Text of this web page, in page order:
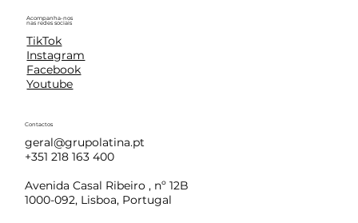
Acompanha-nos
nas redes sociais
TikTok
Instagram
Facebook
Youtube
Contactos
geral@grupolatina.pt
+351 218 163 400
Avenida Casal Ribeiro , nº 12B
1000-092, Lisboa, Portugal